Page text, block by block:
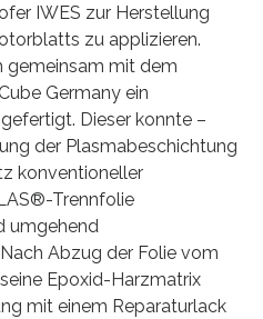
IWES zur Herstellung
zu applizieren.
gemeinsam mit dem
Germany ein
Dieser konnte –
der Plasmabeschichtung
konventioneller
Trennfolie
umgehend
Abzug der Folie vom
Epoxid-Harzmatrix
mit einem Reparaturlack